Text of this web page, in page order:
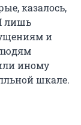
казалось,
лишь
и
иному
шкале.